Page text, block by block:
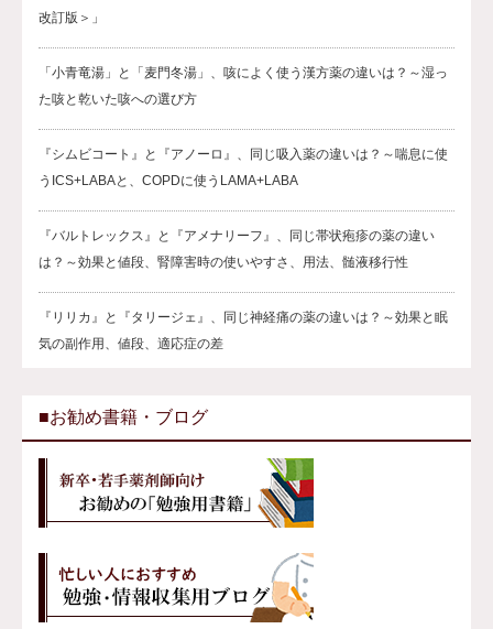
改訂版＞」
「小青竜湯」と「麦門冬湯」、咳によく使う漢方薬の違いは？～湿っ
た咳と乾いた咳への選び方
『シムビコート』と『アノーロ』、同じ吸入薬の違いは？～喘息に使
うICS+LABAと、COPDに使うLAMA+LABA
『バルトレックス』と『アメナリーフ』、同じ帯状疱疹の薬の違い
は？～効果と値段、腎障害時の使いやすさ、用法、髄液移行性
『リリカ』と『タリージェ』、同じ神経痛の薬の違いは？～効果と眠
気の副作用、値段、適応症の差
■お勧め書籍・ブログ